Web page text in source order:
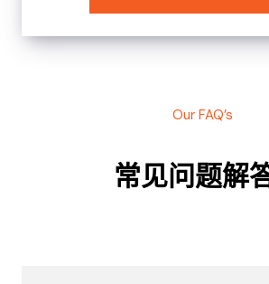
Our FAQ’s
常见问题解